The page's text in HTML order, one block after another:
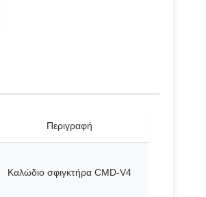
Περιγραφή
Καλώδιο σφιγκτήρα CMD-V4